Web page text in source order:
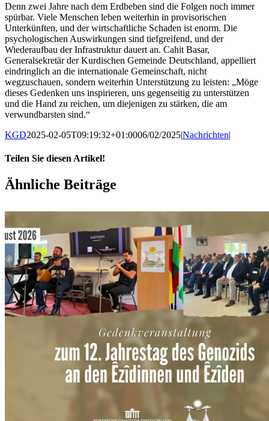
Denn zwei Jahre nach dem Erdbeben sind die Folgen noch immer
spürbar. Viele Menschen leben weiterhin in provisorischen
Unterkünften, und der wirtschaftliche Schaden ist enorm. Die
psychologischen Auswirkungen sind tiefgreifend, und der
Wiederaufbau der Infrastruktur dauert an. Cahit Basar,
Generalsekretär der Kurdischen Gemeinde Deutschland, appelliert
eindringlich an die internationale Gemeinschaft, nicht
wegzuschauen, sondern weiterhin Unterstützung zu leisten: „Möge
dieses Gedenken uns inspirieren, uns gegenseitig zu unterstützen
und die Hand zu reichen, um diejenigen zu stärken, die am
verwundbarsten sind.“
KGD2025-02-05T09:19:32+01:0006/02/2025|Nachrichten|
Teilen Sie diesen Artikel!
Facebook
X
WhatsApp
Pinterest
E-
Mail
Ähnliche Beiträge